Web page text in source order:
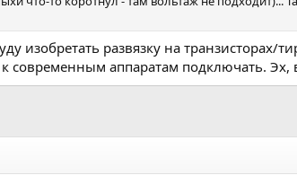
изобретать развязку на транзисторах/
современным аппаратам подключать.